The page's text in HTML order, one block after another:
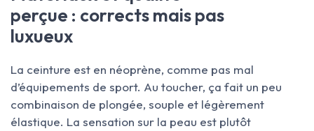
perçue : corrects mais pas
luxueux
La ceinture est en néoprène, comme pas mal
d’équipements de sport. Au toucher, ça fait un peu
combinaison de plongée, souple et légèrement
élastique. La sensation sur la peau est plutôt